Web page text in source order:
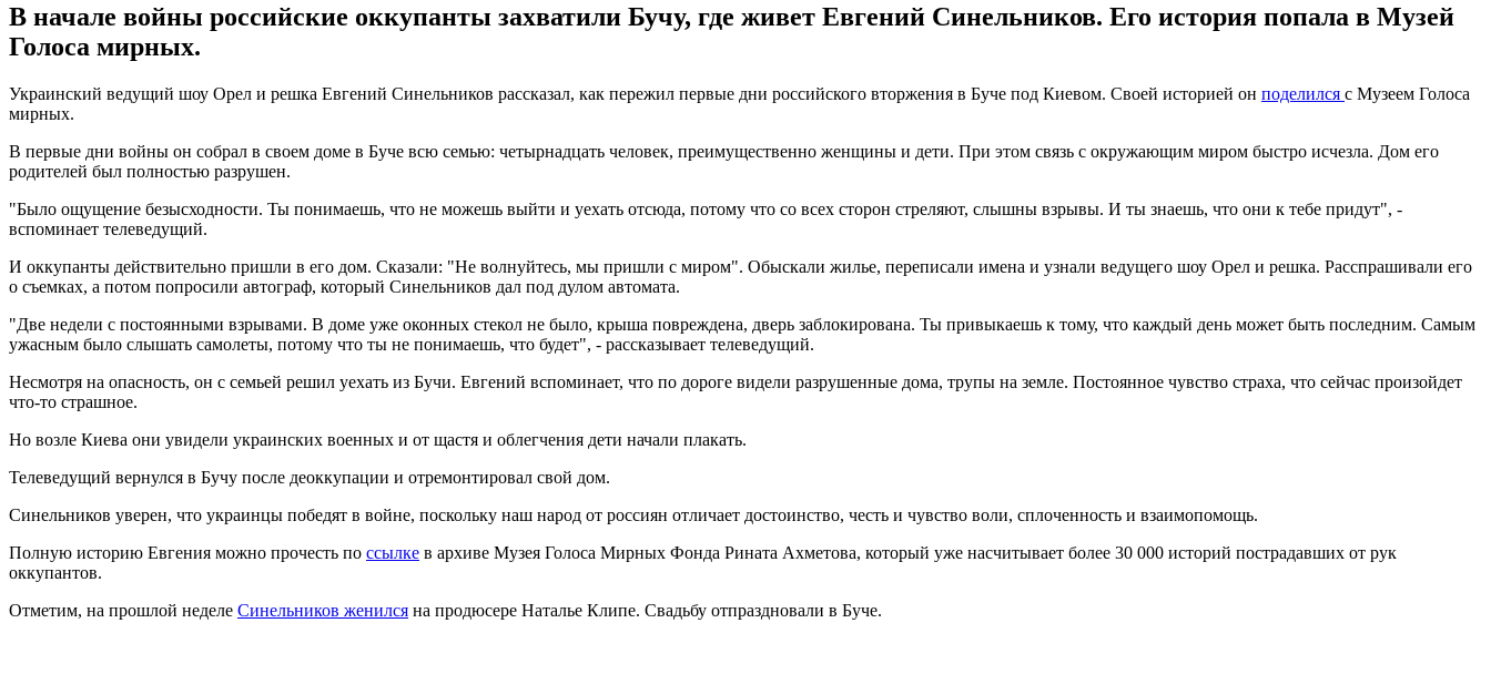
В начале войны российские оккупанты захватили Бучу, где живет Евгений Синельников. Его история попала в Музей
Голоса мирных.
Украинский ведущий шоу Орел и решка Евгений Синельников рассказал, как пережил первые дни российского вторжения в Буче под Киевом. Своей историей он поделился с Музеем Голоса
мирных.
В первые дни войны он собрал в своем доме в Буче всю семью: четырнадцать человек, преимущественно женщины и дети. При этом связь с окружающим миром быстро исчезла. Дом его
родителей был полностью разрушен.
"Было ощущение безысходности. Ты понимаешь, что не можешь выйти и уехать отсюда, потому что со всех сторон стреляют, слышны взрывы. И ты знаешь, что они к тебе придут", -
вспоминает телеведущий.
И оккупанты действительно пришли в его дом. Сказали: "Не волнуйтесь, мы пришли с миром". Обыскали жилье, переписали имена и узнали ведущего шоу Орел и решка. Расспрашивали его
о съемках, а потом попросили автограф, который Синельников дал под дулом автомата.
"Две недели с постоянными взрывами. В доме уже оконных стекол не было, крыша повреждена, дверь заблокирована. Ты привыкаешь к тому, что каждый день может быть последним. Самым
ужасным было слышать самолеты, потому что ты не понимаешь, что будет", - рассказывает телеведущий.
Несмотря на опасность, он с семьей решил уехать из Бучи. Евгений вспоминает, что по дороге видели разрушенные дома, трупы на земле. Постоянное чувство страха, что сейчас произойдет
что-то страшное.
Но возле Киева они увидели украинских военных и от щастя и облегчения дети начали плакать.
Телеведущий вернулся в Бучу после деоккупации и отремонтировал свой дом.
Синельников уверен, что украинцы победят в войне, поскольку наш народ от россиян отличает достоинство, честь и чувство воли, сплоченность и взаимопомощь.
Полную историю Евгения можно прочесть по ссылке в архиве Музея Голоса Мирных Фонда Рината Ахметова, который уже насчитывает более 30 000 историй пострадавших от рук
оккупантов.
Отметим, на прошлой неделе Синельников женился на продюсере Наталье Клипе. Свадьбу отпраздновали в Буче.